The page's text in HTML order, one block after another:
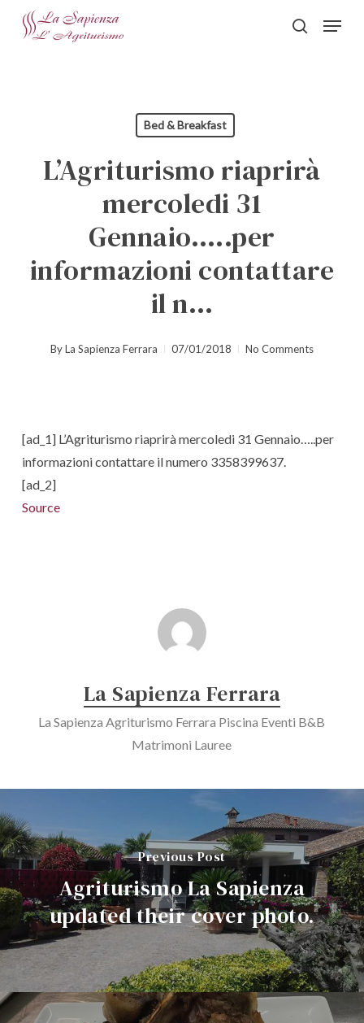
search
Menu
Bed & Breakfast
L’Agriturismo riaprirà
mercoledi 31
Gennaio…..per
informazioni contattare
il n…
ByLa Sapienza Ferrara 07/01/2018 No Comments
[ad_1] L’Agriturismo riaprirà mercoledi 31 Gennaio…..per
informazioni contattare il numero 3358399637.
[ad_2]
Source
La Sapienza Ferrara
La Sapienza Agriturismo Ferrara Piscina Eventi B&B
Matrimoni Lauree
Previous Post
Agriturismo La Sapienza
updated their cover photo.